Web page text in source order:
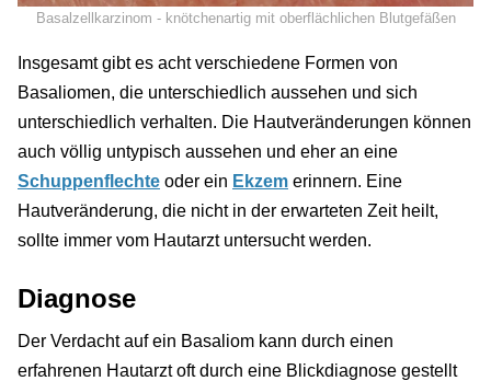
Basalzellkarzinom - knötchenartig mit oberflächlichen Blutgefäßen
Insgesamt gibt es acht verschiedene Formen von
Basaliomen, die unterschiedlich aussehen und sich
unterschiedlich verhalten. Die Hautveränderungen können
auch völlig untypisch aussehen und eher an eine
Schuppenflechte oder ein Ekzem erinnern. Eine
Hautveränderung, die nicht in der erwarteten Zeit heilt,
sollte immer vom Hautarzt untersucht werden.
Diagnose
Der Verdacht auf ein Basaliom kann durch einen
erfahrenen Hautarzt oft durch eine Blickdiagnose gestellt